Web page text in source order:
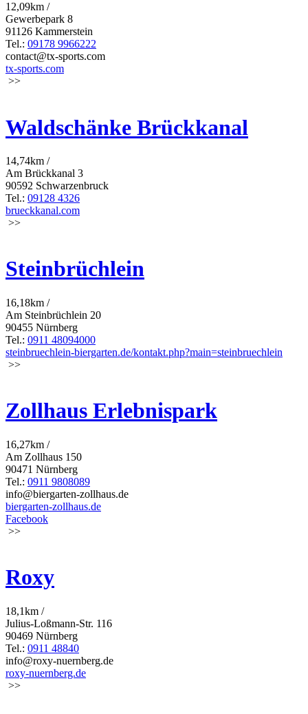
12,09km /
Gewerbepark 8
91126 Kammerstein
Tel.: 09178 9966222
contact@tx-sports.com
tx-sports.com
>>
Waldschänke Brückkanal
14,74km /
Am Brückkanal 3
90592 Schwarzenbruck
Tel.: 09128 4326
brueckkanal.com
>>
Steinbrüchlein
16,18km /
Am Steinbrüchlein 20
90455 Nürnberg
Tel.: 0911 48094000
steinbruechlein-biergarten.de/kontakt.php?main=steinbruechlein
>>
Zollhaus Erlebnispark
16,27km /
Am Zollhaus 150
90471 Nürnberg
Tel.: 0911 9808089
info@biergarten-zollhaus.de
biergarten-zollhaus.de
Facebook
>>
Roxy
18,1km /
Julius-Loßmann-Str. 116
90469 Nürnberg
Tel.: 0911 48840
info@roxy-nuernberg.de
roxy-nuernberg.de
>>